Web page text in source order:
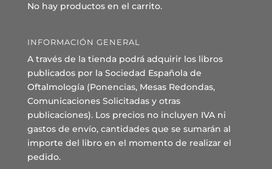
No hay productos en el carrito.
INFORMACIÓN GENERAL
A través de la tienda podrá adquirir los libros
publicados por la Sociedad Española de
Oftalmología (Ponencias, Mesas Redondas,
Comunicaciones Solicitadas y otras
publicaciones). Los precios no incluyen IVA ni
gastos de envío, cantidades que se sumarán al
importe del libro en el momento de realizar el
pedido.